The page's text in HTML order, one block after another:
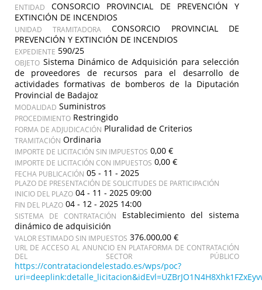
ENTIDAD
CONSORCIO PROVINCIAL DE PREVENCIÓN Y
EXTINCIÓN DE INCENDIOS
UNIDAD TRAMITADORA
CONSORCIO PROVINCIAL DE
PREVENCIÓN Y EXTINCIÓN DE INCENDIOS
EXPEDIENTE 590/25
OBJETO Sistema Dinámico de Adquisición para selección
de proveedores de recursos para el desarrollo de
actividades formativas de bomberos de la Diputación
Provincial de Badajoz
MODALIDAD Suministros
PROCEDIMIENTO Restringido
FORMA DE ADJUDICACIÓN Pluralidad de Criterios
TRAMITACIÓN Ordinaria
IMPORTE DE LICITACIÓN SIN IMPUESTOS 0,00 €
IMPORTE DE LICITACIÓN CON IMPUESTOS 0,00 €
FECHA PUBLICACIÓN 05 - 11 - 2025
PLAZO DE PRESENTACIÓN DE SOLICITUDES DE PARTICIPACIÓN
INICIO DEL PLAZO 04 - 11 - 2025 09:00
FIN DEL PLAZO 04 - 12 - 2025 14:00
SISTEMA DE CONTRATACIÓN
Establecimiento del sistema
dinámico de adquisición
VALOR ESTIMADO SIN IMPUESTOS 376.000,00 €
URL DE ACCESO AL ANUNCIO EN PLATAFORMA DE CONTRATACIÓN
DEL SECTOR PÚBLICO
https://contrataciondelestado.es/wps/poc?